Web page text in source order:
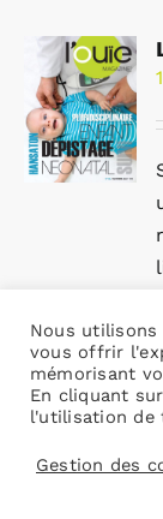
Nous
vous offrir
mémorisant
En cliquant
l'utilisation de
Gestion des